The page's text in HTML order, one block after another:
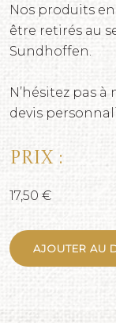
Nos produits
être retirés au
Sundhoffen.
N’hésitez pas
devis
Prix :
17,50 €
AJOUTER AU